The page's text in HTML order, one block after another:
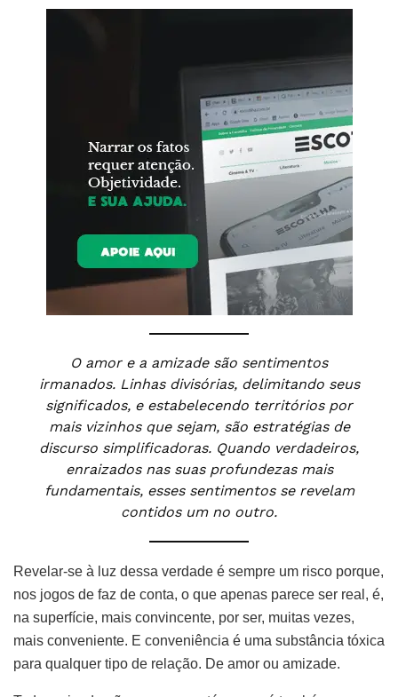
O amor e a amizade são sentimentos
irmanados. Linhas divisórias, delimitando seus
significados, e estabelecendo territórios por
mais vizinhos que sejam, são estratégias de
discurso simplificadoras. Quando verdadeiros,
enraizados nas suas profundezas mais
fundamentais, esses sentimentos se revelam
contidos um no outro.
Revelar-se à luz dessa verdade é sempre um risco porque,
nos jogos de faz de conta, o que apenas parece ser real, é,
na superfície, mais convincente, por ser, muitas vezes,
mais conveniente. E conveniência é uma substância tóxica
para qualquer tipo de relação. De amor ou amizade.